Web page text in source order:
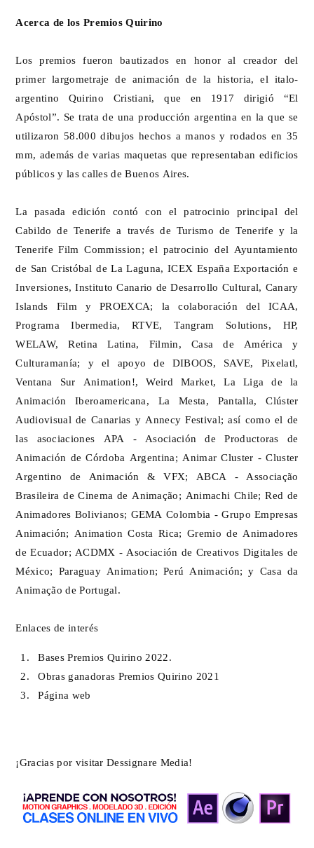
Acerca de los Premios Quirino
Los premios fueron bautizados en honor al creador del
primer largometraje de animación de la historia, el italo-
argentino Quirino Cristiani, que en 1917 dirigió “El
Apóstol”. Se trata de una producción argentina en la que se
utilizaron 58.000 dibujos hechos a manos y rodados en 35
mm, además de varias maquetas que representaban edificios
públicos y las calles de Buenos Aires.
La pasada edición contó con el patrocinio principal del
Cabildo de Tenerife a través de Turismo de Tenerife y la
Tenerife Film Commission; el patrocinio del Ayuntamiento
de San Cristóbal de La Laguna, ICEX España Exportación e
Inversiones, Instituto Canario de Desarrollo Cultural, Canary
Islands Film y PROEXCA; la colaboración del ICAA,
Programa Ibermedia, RTVE, Tangram Solutions, HP,
WELAW, Retina Latina, Filmin, Casa de América y
Culturamanía; y el apoyo de DIBOOS, SAVE, Pixelatl,
Ventana Sur Animation!, Weird Market, La Liga de la
Animación Iberoamericana, La Mesta, Pantalla, Clúster
Audiovisual de Canarias y Annecy Festival; así como el de
las asociaciones APA - Asociación de Productoras de
Animación de Córdoba Argentina; Animar Cluster - Cluster
Argentino de Animación & VFX; ABCA - Associação
Brasileira de Cinema de Animação; Animachi Chile; Red de
Animadores Bolivianos; GEMA Colombia - Grupo Empresas
Animación; Animation Costa Rica; Gremio de Animadores
de Ecuador; ACDMX - Asociación de Creativos Digitales de
México; Paraguay Animation; Perú Animación; y Casa da
Animação de Portugal.
Enlaces de interés
Bases Premios Quirino 2022.
Obras ganadoras Premios Quirino 2021
Página web
¡Gracias por visitar Dessignare Media!